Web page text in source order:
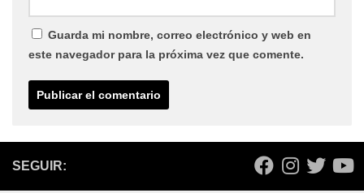
Guarda mi nombre, correo electrónico y web en
este navegador para la próxima vez que comente.
SEGUIR: